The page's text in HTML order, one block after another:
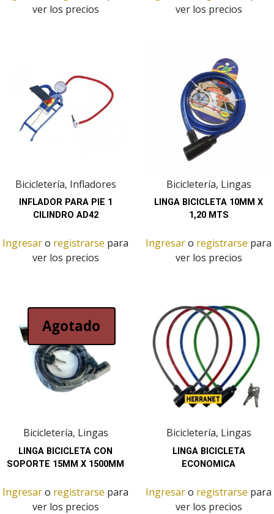
ver los precios
ver los precios
Bicicletería, Infladores
INFLADOR PARA PIE 1
CILINDRO AD42
Ingresaro registrarse para
ver los precios
Bicicletería, Lingas
LINGA BICICLETA 10MM X
1,20 MTS
Ingresaro registrarse para
ver los precios
Agotado
Bicicletería, Lingas
LINGA BICICLETA CON
SOPORTE 15MM X 1500MM
Ingresaro registrarse para
ver los precios
Bicicletería, Lingas
LINGA BICICLETA
ECONOMICA
Ingresaro registrarse para
ver los precios